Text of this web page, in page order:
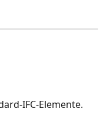
IFC-Elemente.